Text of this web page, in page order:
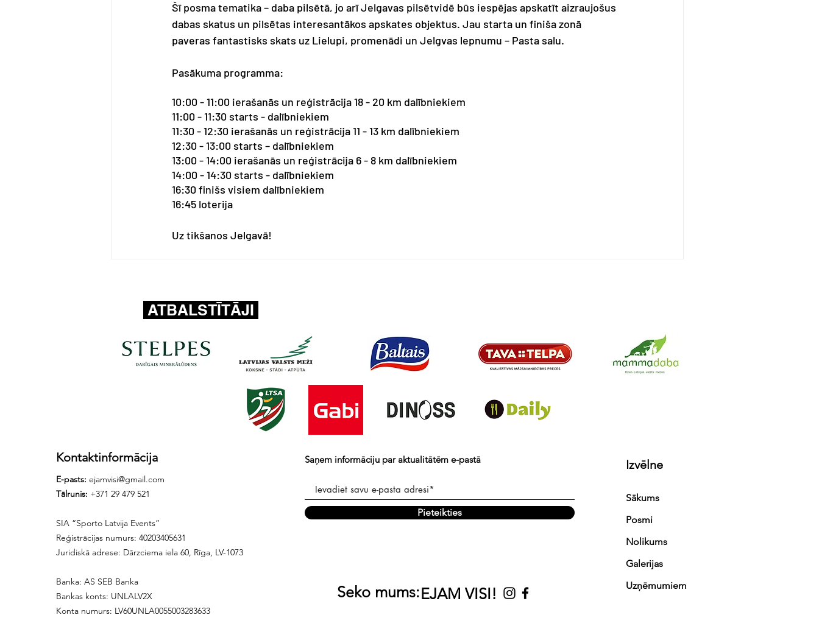
Šī posma tematika – daba pilsētā, jo arī Jelgavas pilsētvidē būs iespējas apskatīt aizraujošus
dabas skatus un pilsētas interesantākos apskates objektus. Jau starta un finiša zonā
paveras fantastisks skats uz Lielupi, promenādi un Jelgvas lepnumu – Pasta salu.
Pasākuma programma:
10:00 - 11:00 ierašanās un reģistrācija 18 - 20 km dalībniekiem
11:00 - 11:30 starts - dalībniekiem
11:30 - 12:30 ierašanās un reģistrācija 11 - 13 km dalībniekiem
12:30 - 13:00 starts – dalībniekiem
13:00 - 14:00 ierašanās un reģistrācija 6 - 8 km dalībniekiem
14:00 - 14:30 starts - dalībniekiem
16:30 finišs visiem dalībniekiem
16:45 loterija
Uz tikšanos Jelgavā!
ATBALSTĪTĀJI
Kontaktinformācija
E-pasts: ejamvisi@gmail.com
Tālrunis: +371 29 479 521
SIA “Sporto Latvija Events”
Reģistrācijas numurs: 40203405631
Juridiskā adrese: Dārzciema iela 60, Rīga, LV-1073
Banka: AS SEB Banka
Bankas konts: UNLALV2X
Konta numurs: LV60UNLA0055003283633
Saņem informāciju par aktualitātēm e-pastā
Pieteikties
Seko mums:EJAM VISI!
Izvēlne
Sākums
Posmi
Nolikums
Galerijas
Uzņēmumiem